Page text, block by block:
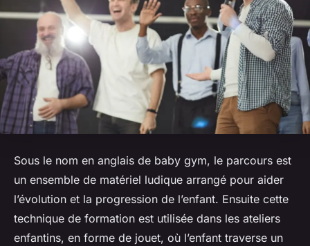
Sous le nom en anglais de baby gym, le parcours est
un ensemble de matériel ludique arrangé pour aider
l’évolution et la progression de l’enfant. Ensuite cette
technique de formation est utilisée dans les ateliers
enfantins, en forme de jouet, où l’enfant traverse un